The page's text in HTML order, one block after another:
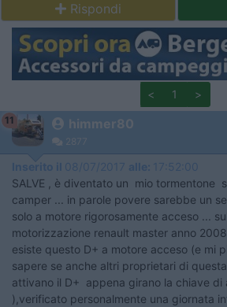
Rispondi
< 1 >
11 himmer80
2877
Inserito il 08/07/2017 alle: 17:52:00
SALVE , è diventato un mio tormentone
camper ... in parole povere sarebbe un
solo a motore rigorosamente acceso ...
motorizzazione renault master anno
esiste questo D+ a motore acceso (e mi
sapere se anche altri proprietari di
attivano il D+ appena girano la chiave di
),verificato personalmente una giornata